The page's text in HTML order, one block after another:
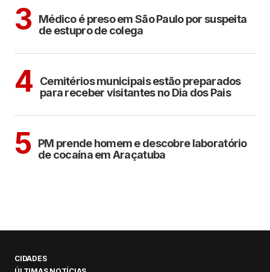
3 Médico é preso em São Paulo por suspeita
de estupro de colega
4
Cemitérios municipais estão preparados
para receber visitantes no Dia dos Pais
5 PM prende homem e descobre laboratório
de cocaína em Araçatuba
CIDADES